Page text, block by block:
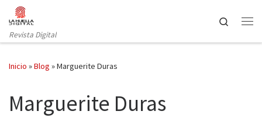
Saltar al contenido
Revista Digital
Search
Inicio »Blog »Marguerite Duras
Marguerite Duras